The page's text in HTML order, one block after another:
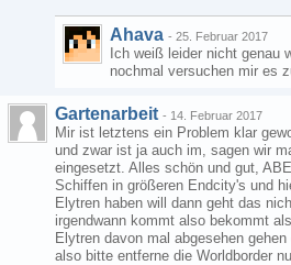
Ahava - 25. Februar 2017
Ich weiß leider nicht genau
nochmal versuchen mir es
Gartenarbeit - 14. Februar 2017
Mir ist letztens ein Problem klar
und zwar ist ja auch im, sagen wir
eingesetzt. Alles schön und gut,
Schiffen in größeren Endcity's und
Elytren haben will dann geht das
irgendwann kommt also bekommt
Elytren davon mal abgesehen
also bitte entferne die Worldborder